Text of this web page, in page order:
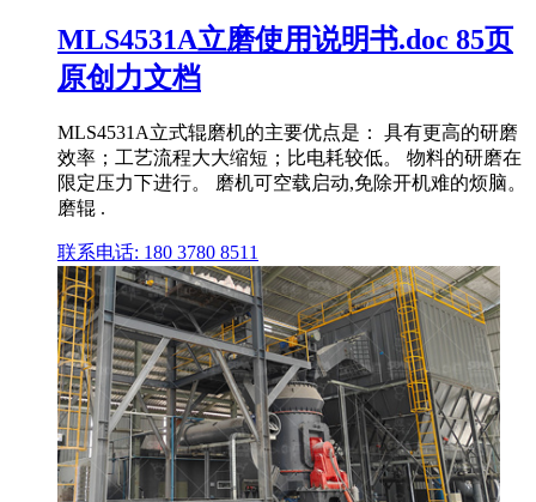
MLS4531A立磨使用说明书.doc 85页
原创力文档
MLS4531A立式辊磨机的主要优点是： 具有更高的研磨
效率；工艺流程大大缩短；比电耗较低。 物料的研磨在
限定压力下进行。 磨机可空载启动,免除开机难的烦脑。
磨辊 .
联系电话: 180 3780 8511